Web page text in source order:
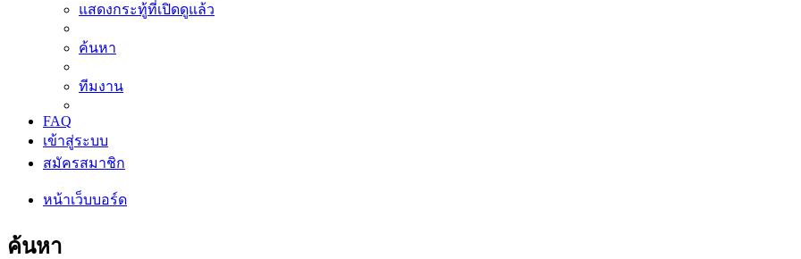
แสดงกระทู้ที่เปิดดูแล้ว
ค้นหา
ทีมงาน
FAQ
เข้าสู่ระบบ
สมัครสมาชิก
หน้าเว็บบอร์ด
ค้นหา